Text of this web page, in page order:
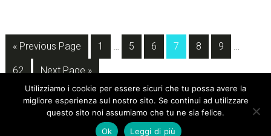
« Go
Previous Page Page
1
Interim
… Page
5 Page
6 Page
7 Page
8 Page
9 …
Page
62
Go
to
Next Page »
sidebar
Utilizziamo i cookie per essere sicuri che tu possa avere la
migliore esperienza sul nostro sito. Se continui ad utilizzare
questo sito noi assumiamo che tu ne sia felice.
Ok
Leggi di più